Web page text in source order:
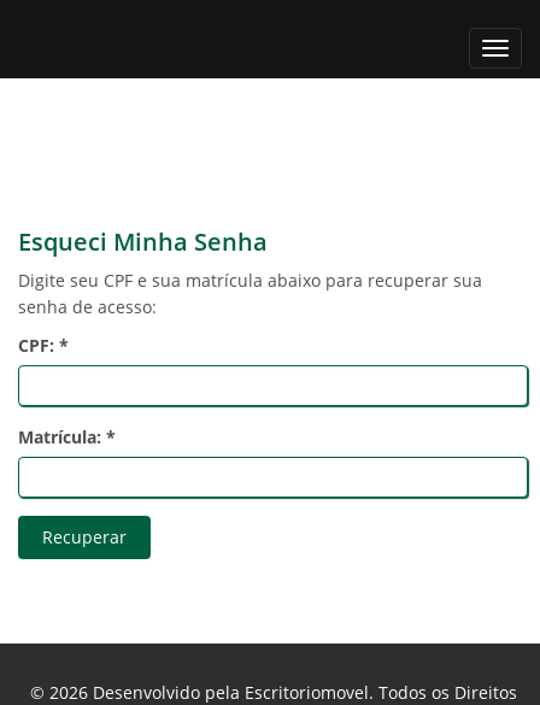
Esqueci Minha Senha
Digite seu CPF e sua matrícula abaixo para recuperar sua
senha de acesso:
CPF: *
Matrícula: *
Recuperar
© 2026 Desenvolvido pela Escritoriomovel. Todos os Direitos